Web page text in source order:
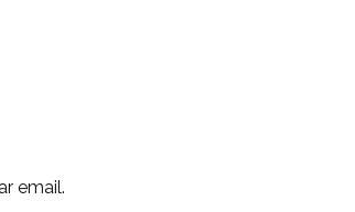
email.